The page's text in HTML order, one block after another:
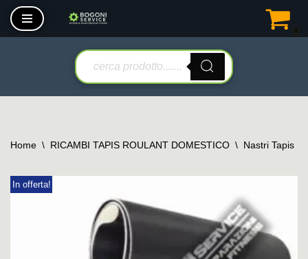
Vai
Home \ RICAMBI TAPIS ROULANT DOMESTICO \ Nastri Tapis
In offerta!